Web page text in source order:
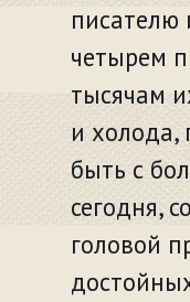
писателю
четырем
тысячам
и холода,
быть с
сегодня,
головой